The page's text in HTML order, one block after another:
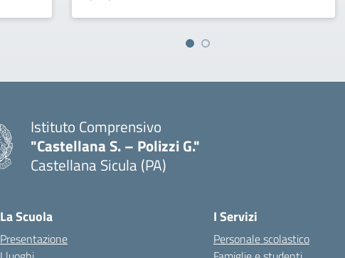
Istituto Comprensivo
"Castellana S. – Polizzi G."
Castellana Sicula (PA)
La Scuola
Presentazione
I Servizi
Personale scolastico